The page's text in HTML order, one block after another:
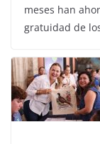
meses han
gratuidad de